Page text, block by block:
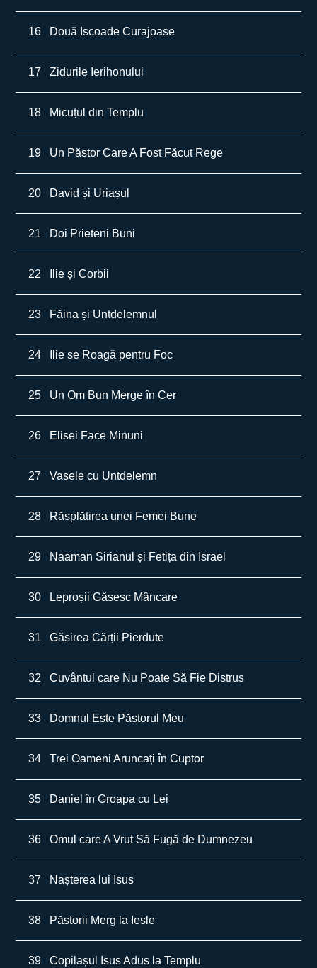
16 Două Iscoade Curajoase
17 Zidurile Ierihonului
18 Micuțul din Templu
19 Un Păstor Care A Fost Făcut Rege
20 David și Uriașul
21 Doi Prieteni Buni
22 Ilie și Corbii
23 Făina și Untdelemnul
24 Ilie se Roagă pentru Foc
25 Un Om Bun Merge în Cer
26 Elisei Face Minuni
27 Vasele cu Untdelemn
28 Răsplătirea unei Femei Bune
29 Naaman Sirianul și Fetița din Israel
30 Leproșii Găsesc Mâncare
31 Găsirea Cărții Pierdute
32 Cuvântul care Nu Poate Să Fie Distrus
33 Domnul Este Păstorul Meu
34 Trei Oameni Aruncați în Cuptor
35 Daniel în Groapa cu Lei
36 Omul care A Vrut Să Fugă de Dumnezeu
37 Nașterea lui Isus
38 Păstorii Merg la Iesle
39 Copilașul Isus Adus la Templu